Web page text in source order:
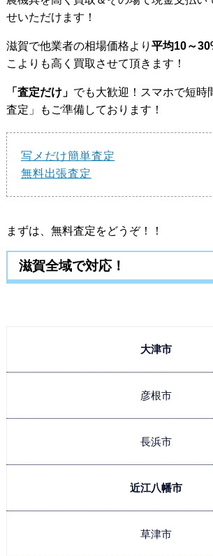
せいただけます！
滋賀で他業者の相場価格より 平均10～
こよりも高く買取させて頂きます！
「査定だけ」 でも大歓迎！スマホで短時
査定」もご準備しております！
写メだけ簡単査定
無料出張査定
まずは、無料査定をどうぞ！！
滋賀全域で対応！
大津市
彦根市
長浜市
近江八幡市
草津市